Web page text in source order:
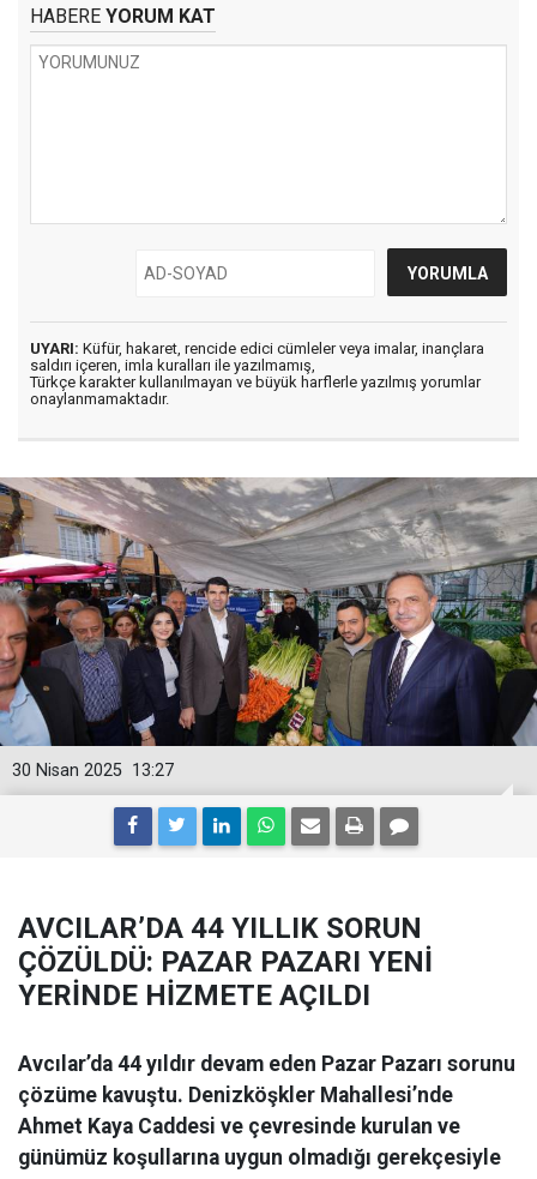
HABERE YORUM KAT
UYARI: Küfür, hakaret, rencide edici cümleler veya imalar, inançlara
saldırı içeren, imla kuralları ile yazılmamış,
Türkçe karakter kullanılmayan ve büyük harflerle yazılmış yorumlar
onaylanmamaktadır.
13:27
30 Nisan 2025
AVCILAR’DA 44 YILLIK SORUN
ÇÖZÜLDÜ: PAZAR PAZARI YENİ
YERİNDE HİZMETE AÇILDI
Avcılar’da 44 yıldır devam eden Pazar Pazarı sorunu
çözüme kavuştu. Denizköşkler Mahallesi’nde
Ahmet Kaya Caddesi ve çevresinde kurulan ve
günümüz koşullarına uygun olmadığı gerekçesiyle